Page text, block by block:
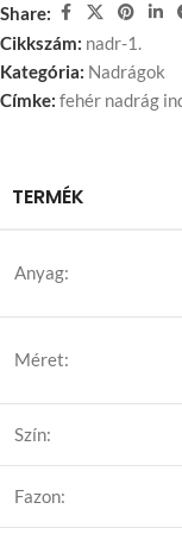
Share:
Cikkszám: nadr-1.
Kategória: Nadrágok
Címke: fehér nadrág
TERMÉK
Anyag:
Méret:
Szín:
Fazon: